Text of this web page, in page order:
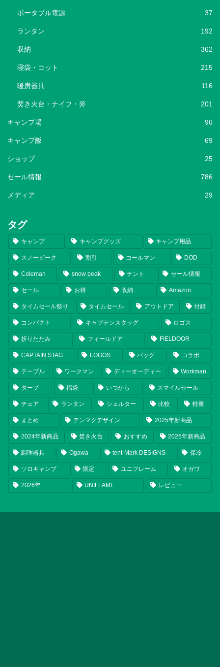
ポータブル電源 37
ランタン 192
収納 362
寝袋・コット 215
暖房器具 116
焚き火台・ナイフ・斧 201
キャンプ場 96
キャンプ飯 69
ショップ 25
セール情報 786
メディア 29
タグ
キャンプ キャンプグッズ キャンプ用品
スノーピーク 割引 コールマン DOD
Coleman snow peak テント セール情報
セール お得 収納 Amazon
タイムセール祭り タイムセール アウトドア 付録
コンパクト キャプテンスタッグ ロゴス
折りたたみ フィールドア FIELDOOR
CAPTAIN STAG LOGOS バッグ コラボ
テーブル ワークマン ディーオーディー Workman
タープ 福袋 いつから スマイルセール
チェア ランタン シェルター 比較 軽量
まとめ テンマクデザイン 2025年新商品
2024年新商品 焚き火台 おすすめ 2026年新商品
調理器具 Ogawa tent-Mark DESIGNS 保冷
ソロキャンプ 限定 ユニフレーム オガワ
2026年 UNIFLAME レビュー